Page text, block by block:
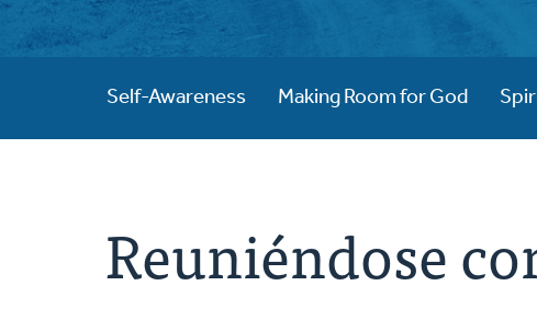
Self-Awareness Making Room for God
Reuniéndose